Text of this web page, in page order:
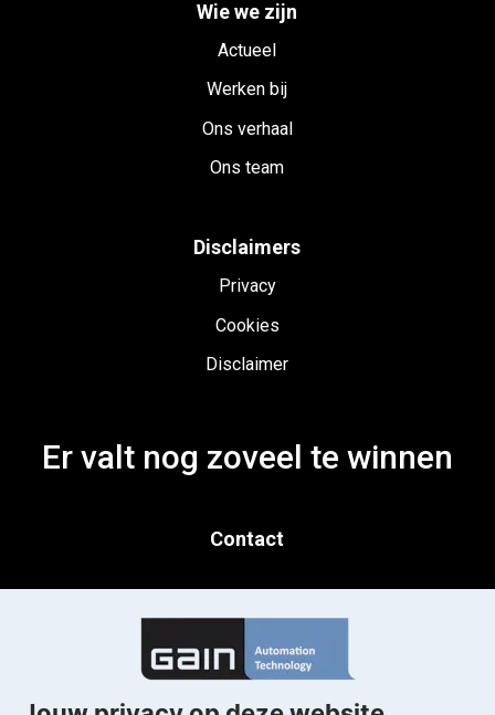
Wie we zijn
Actueel
Werken bij
Ons verhaal
Ons team
Disclaimers
Privacy
Cookies
Disclaimer
Er valt nog zoveel te winnen
Contact
T. 0183 820 300
Kleine Landtong 29